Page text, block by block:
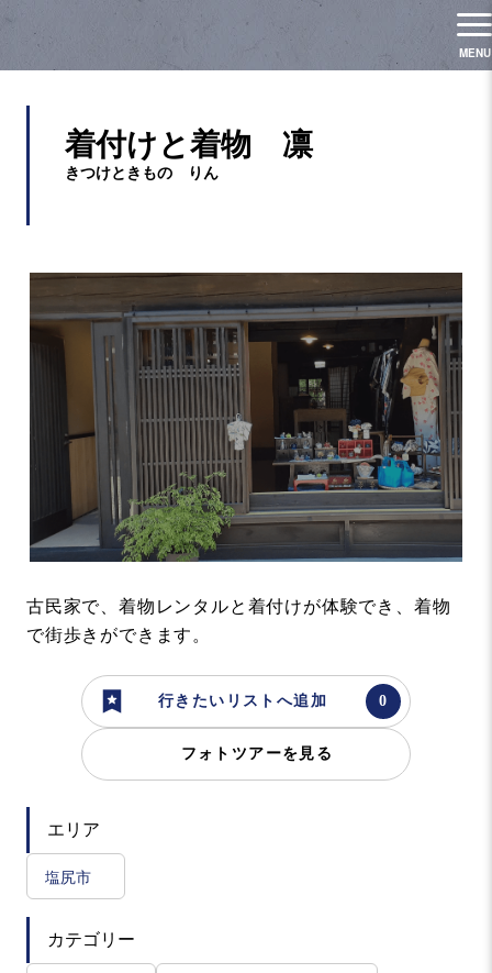
着付けと着物 凛
古民家で、着物レンタルと着付けが体験でき、着物
で街歩きができます。
行きたいリストへ追加
フォトツアーを見る
エリア
塩尻市
カテゴリー